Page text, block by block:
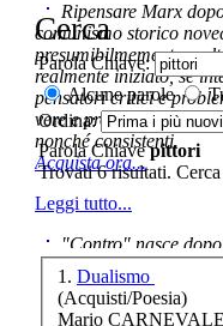
ed
in
Ripensare Marx
comunismo storico
presumibilmemente
realmente iniziato, se
pensatori critici e
vere e proprie correnti
nonché consistenti.
Acquista ora...
Leggi tutto...
"Contro" nasce
cominciato con la
ripensaremarx. i saggi
questa collaborazione
Cerca
Parola Chiave:
Alcune parole
Ordina:
Parola Chiavepittori
Trovati 6 risultati.
1. Dualismo
(Acquisti/Poesia)
Mario